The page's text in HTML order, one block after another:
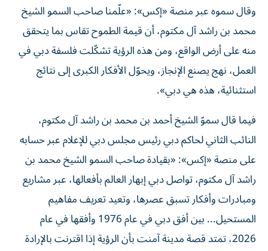
وقال سموه عبر منصة «إكس»: «علّمنا صاحب السمو الشيخ
محمد بن راشد آل مكتوم، أن قيمة الطموح تقاس بما يتحقق
منه على أرض الواقع، ومن هذه الرؤية تشكّلت فلسفة دبي في
العمل، نهج يصنع الإنجاز، ويحوّل الأفكار الكبرى إلى نتائج
استثنائية، هذه هي دبي».
فيما قال سموّ الشيخ أحمد بن محمد بن راشد آل مكتوم،
النائب الثاني لحاكم دبي رئيس مجلس دبي للإعلام عبر حسابه
على منصة «إكس»: «بقيادة صاحب السمو الشيخ محمد بن
راشد آل مكتوم، تواصل دبي إبهار العالم بأفعالها، عبر مشاريع
ومبادرات وأفكار تسبق عصرها، وتعيد تعريف مفاهيم
المستحيل... بين أفق دبي في عام 1976 وأفقها في عام
2026، تمتد قصة مدينة آمنت بأن الرؤية إذا اقترنت بالإرادة